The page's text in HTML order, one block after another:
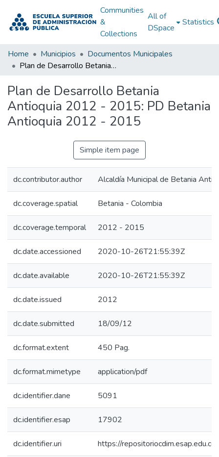
Communities
&
Collections
All of
DSpace
Statistics
Home Municipios
Documentos Municipales
Plan de Desarrollo Betania Antioquia 2012 - 2015: PD Betania Antioquia 2012 - 2015
Plan de Desarrollo Betania
Antioquia 2012 - 2015: PD Betania
Antioquia 2012 - 2015
Simple item page
dc.contributor.author Alcaldía Municipal de Betania
dc.coverage.spatial Betania - Colombia
dc.coverage.temporal 2012 - 2015
dc.date.accessioned 2020-10-26T21:55:39Z
dc.date.available 2020-10-26T21:55:39Z
dc.date.issued 2012
dc.date.submitted 18/09/12
dc.format.extent 450 Pag.
dc.format.mimetype application/pdf
dc.identifier.dane 5091
dc.identifier.esap 17902
dc.identifier.uri https://